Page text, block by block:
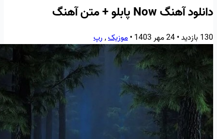
دانلود آهنگ Now پابلو + متن آهنگ
130 بازدید •24 مهر 1403 •موزیک,رپ